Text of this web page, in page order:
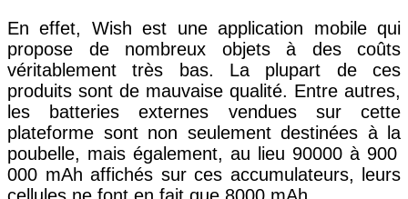
En effet, Wish est une application mobile qui
propose de nombreux objets à des coûts
véritablement très bas. La plupart de ces
produits sont de mauvaise qualité. Entre autres,
les batteries externes vendues sur cette
plateforme sont non seulement destinées à la
poubelle, mais également, au lieu 90000 à 900
000 mAh affichés sur ces accumulateurs, leurs